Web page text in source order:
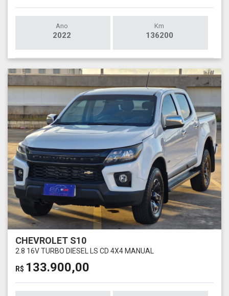
Ano
2022
Km
136200
CHEVROLET S10
2.8 16V TURBO DIESEL LS CD 4X4 MANUAL
R$ 133.900,00